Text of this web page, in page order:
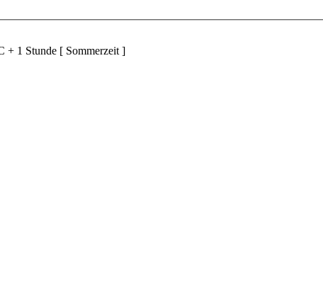
+ 1 Stunde [ Sommerzeit ]